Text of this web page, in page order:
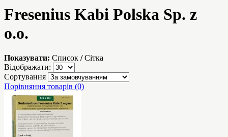
Fresenius Kabi Polska Sp. z
o.o.
Показувати: Список / Сітка
Відображати:
Сортування
Порівняння товарів (0)